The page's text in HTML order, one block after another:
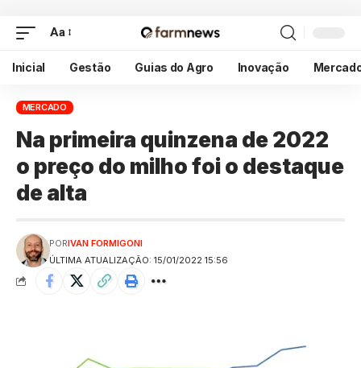
Aa
Inicial Gestão Guias do Agro Inovação
MERCADO
Na primeira quinzena de 2022
o preço do milho foi o destaque
de alta
ÚLTIMA ATUALIZAÇÃO: 15/01/2022 15:56
PORIVAN FORMIGONI